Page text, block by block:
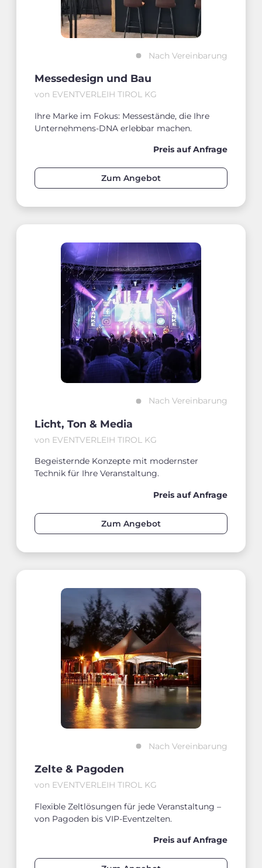
Nach Vereinbarung
Messedesign und Bau
von EVENTVERLEIH TIROL KG
Ihre Marke im Fokus: Messestände, die Ihre
Unternehmens-DNA erlebbar machen.
Preis auf Anfrage
Zum Angebot
Nach Vereinbarung
Licht, Ton & Media
von EVENTVERLEIH TIROL KG
Begeisternde Konzepte mit modernster
Technik für Ihre Veranstaltung.
Preis auf Anfrage
Zum Angebot
Nach Vereinbarung
Zelte & Pagoden
von EVENTVERLEIH TIROL KG
Flexible Zeltlösungen für jede Veranstaltung –
von Pagoden bis VIP-Eventzelten.
Preis auf Anfrage